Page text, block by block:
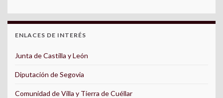
ENLACES DE INTERÉS
Junta de Castilla y León
Diputación de Segovia
Comunidad de Villa y Tierra de Cuéllar